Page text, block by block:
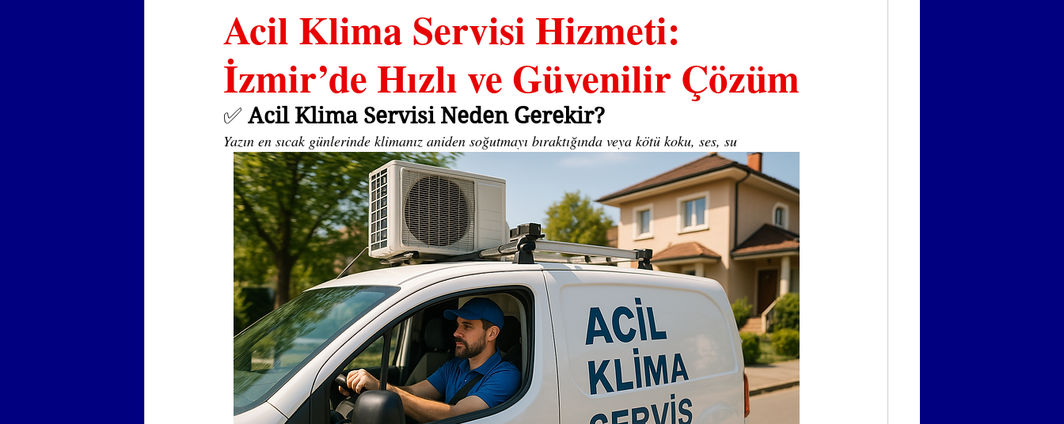
Acil Klima Servisi Hizmeti:
İzmir’de Hızlı ve Güvenilir Çözüm
✅ Acil Klima Servisi Neden Gerekir?
Yazın en sıcak günlerinde klimanız aniden soğutmayı bıraktığında veya kötü koku, ses, su